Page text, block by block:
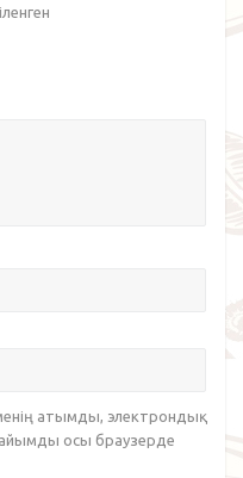
атымды, электрондық
осы браузерде